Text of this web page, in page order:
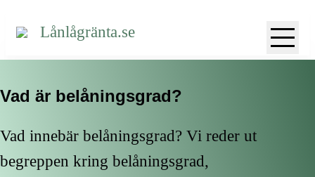
Lånlågränta.se
Vad är belåningsgrad?
Vad innebär belåningsgrad? Vi reder ut
begreppen kring belåningsgrad,